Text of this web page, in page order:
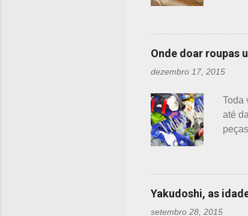
em
Onde doar roupas
dezembro 17, 2015
Toda
até
sério.
Yakudoshi, as
setembro 28, 2015